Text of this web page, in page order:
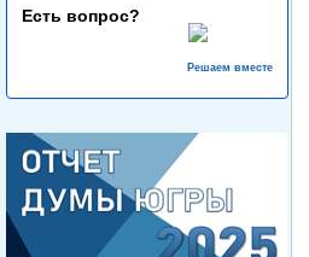
Есть вопрос?
Решаем вместе